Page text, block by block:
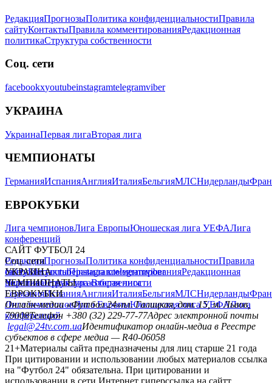
РедакцияПрогнозыПолитика конфиденциальностиПравила
сайтуКонтактыПравила комментированияРедакционная
политикаСтруктура собственности
Соц. сети
facebookxyoutubeinstagramtelegramviber
УКРАИНА
УкраинаПервая лигаВторая лига
ЧЕМПИОНАТЫ
ГерманияИспанияАнглияИталияБельгияМЛСНидерланды
ЕВРОКУБКИ
Лига чемпионовЛига ЕвропыЮношеская лига УЕФАЛига
конференций
САЙТ ФУТБОЛ 24
РедакцияПрогнозыПолитика конфиденциальностиПравила
сайтуКонтактыПравила комментированияРедакционная
политикаСтруктура собственности
Соц. сети
facebookxyoutubeinstagramtelegramviber
УКРАИНА
УкраинаПервая лигаВторая лига
ЧЕМПИОНАТЫ
ГерманияИспанияАнглияИталияБельгияМЛСНидерланды
ЕВРОКУБКИ
Лига чемпионовЛига ЕвропыЮношеская лига УЕФАЛига
конференций
Онлайн-медиа «Футбол 24»пл. Галицкая, дом. 15, м. Львов,
79008Телефон +380 (32) 229-77-77Адрес электронной почты
legal@24tv.com.uaИдентификатор онлайн-медиа в Реестре
субъектов в сфере медиа — R40-06058
21+Материалы сайта предназначены для лиц старше 21 года
При цитировании и использовании любых материалов ссылка
на "Футбол 24" обязательна. При цитировании и